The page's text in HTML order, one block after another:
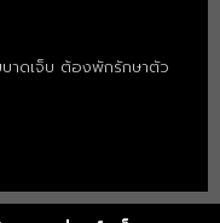
บาดเจ็บ ต้องพักรักษาตัว